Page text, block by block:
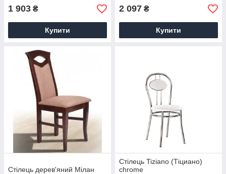
1 903 ₴
Купити
2 097 ₴
Купити
Стілець дерев'яний Мілан
Стілець Tiziano (Тіциано)
chrome